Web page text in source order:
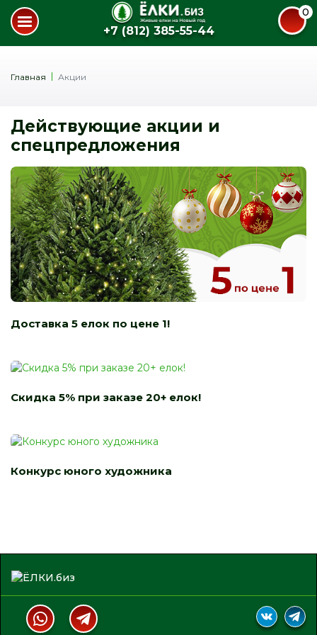
+7 (812) 385-55-44
0
Главная Акции
Действующие акции и
спецпредложения
Доставка 5 елок по цене 1!
Скидка 5% при заказе 20+ елок!
Конкурс юного художника